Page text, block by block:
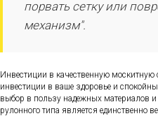
порвать сетку или
механизм".
Инвестиции в качественную москитную
инвестиции в ваше здоровье и
выбор в пользу надежных материалов
рулонного типа является единственно